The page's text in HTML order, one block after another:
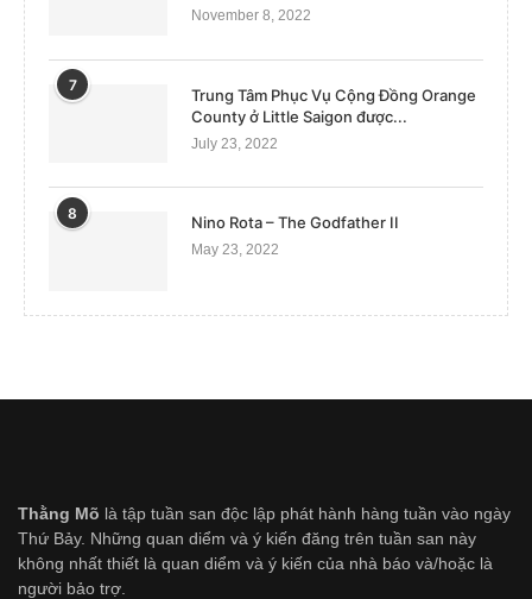
November 8, 2022
7
Trung Tâm Phục Vụ Cộng Đồng Orange
County ở Little Saigon được...
July 23, 2022
8
Nino Rota – The Godfather II
May 23, 2022
Thằng Mõ là tập tuần san độc lập phát hành hàng tuần vào ngày
Thứ Bảy. Những quan diểm và ý kiến đăng trên tuần san này
không nhất thiết là quan diểm và ý kiến của nhà báo và/hoặc là
người bảo trợ.